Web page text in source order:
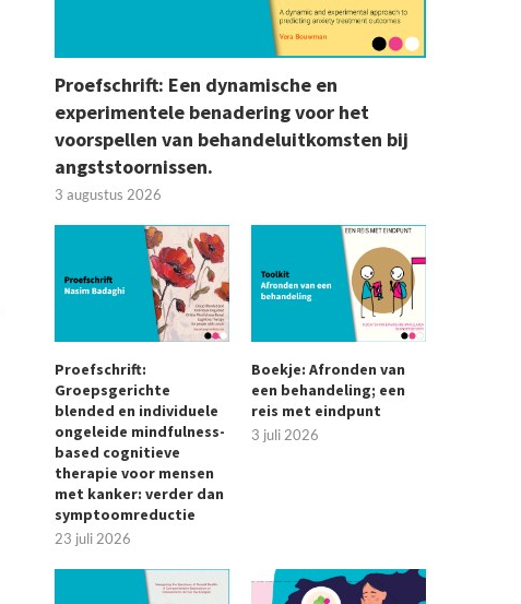
Proefschrift: Een dynamische en
experimentele benadering voor het
voorspellen van behandeluitkomsten bij
angststoornissen.
3 augustus 2026
Proefschrift:
Groepsgerichte
blended en individuele
ongeleide mindfulness-
based cognitieve
therapie voor mensen
met kanker: verder dan
symptoomreductie
23 juli 2026
Boekje: Afronden van
een behandeling; een
reis met eindpunt
3 juli 2026